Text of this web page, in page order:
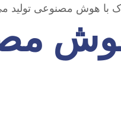
با هوش مصنوعی تولید
هوش